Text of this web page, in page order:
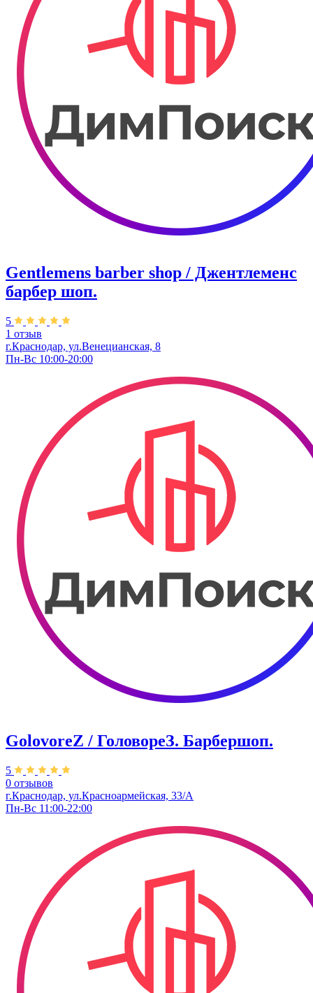
Gentlemens barber shop / Джентлеменс
барбер шоп.
5
1 отзыв
г.Краснодар, ул.Венецианская, 8
Пн-Вс 10:00-20:00
GolovoreZ / ГоловореЗ. Барбершоп.
5
0 отзывов
г.Краснодар, ул.Красноармейская, 33/А
Пн-Вс 11:00-22:00